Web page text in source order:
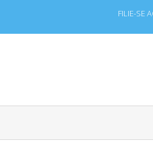
FILIE-SE